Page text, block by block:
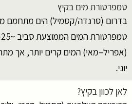
טמפרטורת מים בקיץ
בדרום (סרנדה/קסמיל) הים מתחמם
(אפריל–מאי) המים קרים יותר, אך
יוני.
לאן לכוון בקיץ?